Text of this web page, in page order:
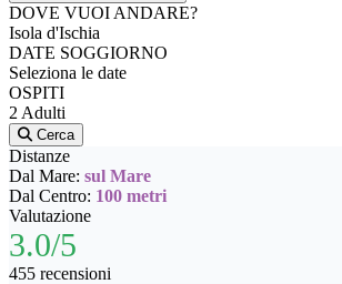
DOVE VUOI ANDARE?
Isola d'Ischia
DATE SOGGIORNO
Seleziona le date
OSPITI
2 Adulti
Cerca
Distanze
Dal Mare: sul Mare
Dal Centro: 100 metri
Valutazione
3.0/5
455 recensioni